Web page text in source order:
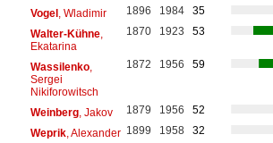
Vogel, Wladimir 1896 1984
35
Walter-Kühne,
Ekatarina
1870 1923 53
Wassilenko,
Sergei
Nikiforowitsch
1872 1956 59
Weinberg, Jakov 1879 1956
52
Weprik, Alexander 1899 1958
32